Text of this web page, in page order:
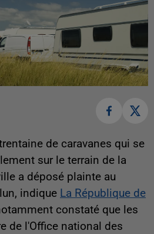
de caravanes qui se
sur le terrain de la
a déposé plainte au
indique La République de
constaté que les
de l'Office national des